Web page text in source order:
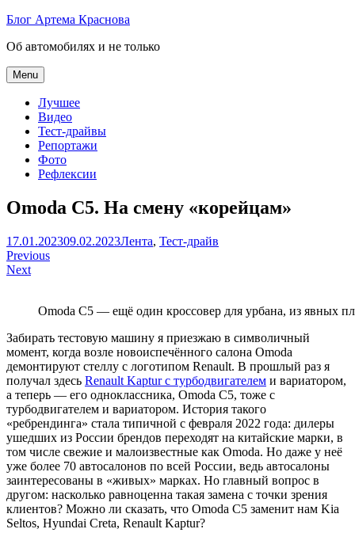
Skip
content
Блог Артема Краснова
Об автомобилях и не только
Menu
Лучшее
Видео
Тест-драйвы
Репортажи
Фото
Рефлексии
Omoda C5. На смену «корейцам»
Артем
Краснов
17.01.202309.02.2023Лента, Тест-драйв
Навигация
по
Previous
Next
Omoda C5 — ещё один кроссовер для урбана, из явных
Забирать тестовую машину я приезжаю в символичный
момент, когда возле новоиспечённого салона Omoda
демонтируют стеллу с логотипом Renault. В прошлый раз я
получал здесь Renault Kaptur с турбодвигателем и вариатором,
а теперь — его одноклассника, Omoda C5, тоже с
турбодвигателем и вариатором. История такого
«ребрендинга» стала типичной с февраля 2022 года: дилеры
ушедших из России брендов переходят на китайские марки, в
том числе свежие и малоизвестные как Omoda. Но даже у неё
уже более 70 автосалонов по всей России, ведь автосалоны
заинтересованы в «живых» марках. Но главный вопрос в
другом: насколько равноценна такая замена с точки зрения
клиентов? Можно ли сказать, что Omoda С5 заменит нам Kia
Seltos, Hyundai Creta, Renault Kaptur?